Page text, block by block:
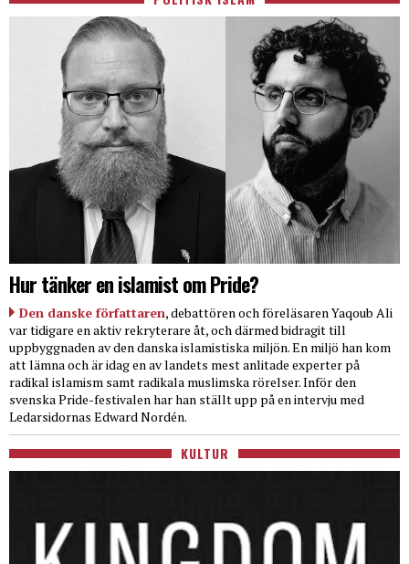
Hur tänker en islamist om Pride?
Den danske författaren, debattören och föreläsaren Yaqoub Ali
var tidigare en aktiv rekryterare åt, och därmed bidragit till
uppbyggnaden av den danska islamistiska miljön. En miljö han kom
att lämna och är idag en av landets mest anlitade experter på
radikal islamism samt radikala muslimska rörelser. Inför den
svenska Pride-festivalen har han ställt upp på en intervju med
Ledarsidornas Edward Nordén.
KULTUR